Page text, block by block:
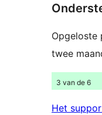
Opgeloste
twee
3 van de 6
Het